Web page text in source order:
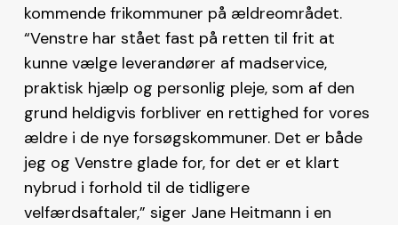
kommende frikommuner på ældreområdet.
“Venstre har stået fast på retten til frit at
kunne vælge leverandører af madservice,
praktisk hjælp og personlig pleje, som af den
grund heldigvis forbliver en rettighed for vores
ældre i de nye forsøgskommuner. Det er både
jeg og Venstre glade for, for det er et klart
nybrud i forhold til de tidligere
velfærdsaftaler,” siger Jane Heitmann i en